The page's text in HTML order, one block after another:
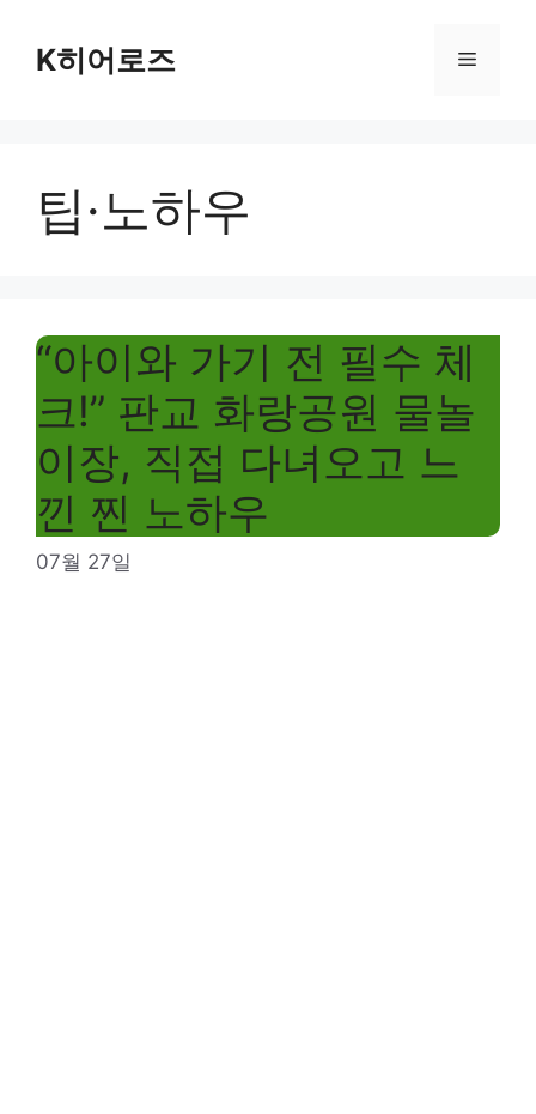
contentK히어로즈 Menu
팁·노하우
“아이와 가기 전 필수 체
크!” 판교 화랑공원 물놀
이장, 직접 다녀오고 느
낀 찐 노하우
07월 27일